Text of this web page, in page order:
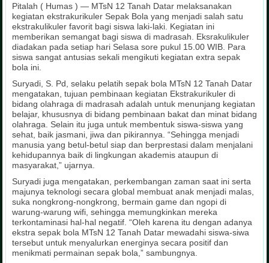
Pitalah ( Humas ) — MTsN 12 Tanah Datar melaksanakan
kegiatan ekstrakurikuler Sepak Bola yang menjadi salah satu
ekstrakulikuler favorit bagi siswa laki-laki. Kegiatan ini
memberikan semangat bagi siswa di madrasah. Eksrakulikuler
diadakan pada setiap hari Selasa sore pukul 15.00 WIB. Para
siswa sangat antusias sekali mengikuti kegiatan extra sepak
bola ini.
Suryadi, S. Pd, selaku pelatih sepak bola MTsN 12 Tanah Datar
mengatakan, tujuan pembinaan kegiatan Ekstrakurikuler di
bidang olahraga di madrasah adalah untuk menunjang kegiatan
belajar, khususnya di bidang pembinaan bakat dan minat bidang
olahraga. Selain itu juga untuk membentuk siswa-siswa yang
sehat, baik jasmani, jiwa dan pikirannya. “Sehingga menjadi
manusia yang betul-betul siap dan berprestasi dalam menjalani
kehidupannya baik di lingkungan akademis ataupun di
masyarakat,” ujarnya.
Suryadi juga mengatakan, perkembangan zaman saat ini serta
majunya teknologi secara global membuat anak menjadi malas,
suka nongkrong-nongkrong, bermain game dan ngopi di
warung-warung wifi, sehingga memungkinkan mereka
terkontaminasi hal-hal negatif. “Oleh karena itu dengan adanya
ekstra sepak bola MTsN 12 Tanah Datar mewadahi siswa-siwa
tersebut untuk menyalurkan energinya secara positif dan
menikmati permainan sepak bola,” sambungnya.